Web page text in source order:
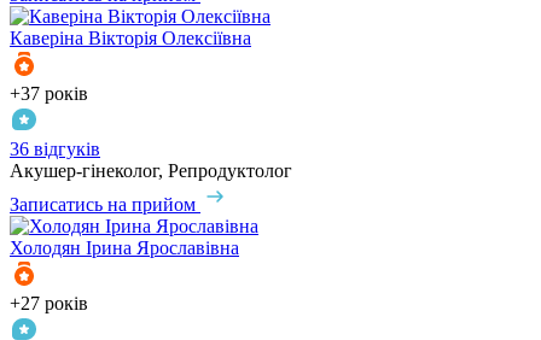
Каверіна Вікторія Олексіївна
+37 років
36 відгуків
Акушер-гінеколог, Репродуктолог
Записатись на прийом
Холодян Ірина Ярославівна
+27 років